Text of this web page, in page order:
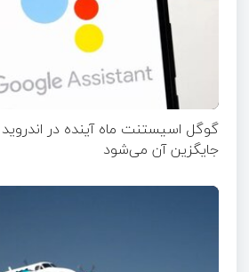
گوگل اسیستنت ماه آینده در
جایگزین آن می‌شود